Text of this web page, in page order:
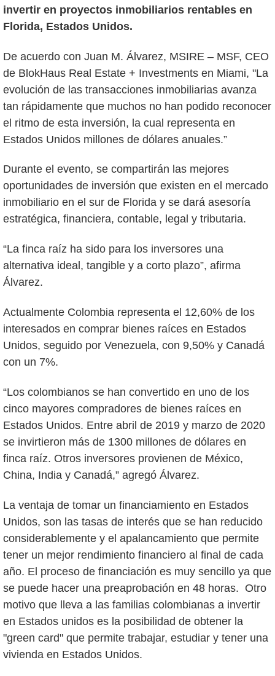
invertir en proyectos inmobiliarios rentables en
Florida, Estados Unidos.
De acuerdo con Juan M. Álvarez, MSIRE – MSF, CEO
de BlokHaus Real Estate + Investments en Miami, "La
evolución de las transacciones inmobiliarias avanza
tan rápidamente que muchos no han podido reconocer
el ritmo de esta inversión, la cual representa en
Estados Unidos millones de dólares anuales.”
Durante el evento, se compartirán las mejores
oportunidades de inversión que existen en el mercado
inmobiliario en el sur de Florida y se dará asesoría
estratégica, financiera, contable, legal y tributaria.
“La finca raíz ha sido para los inversores una
alternativa ideal, tangible y a corto plazo”, afirma
Álvarez.
Actualmente Colombia representa el 12,60% de los
interesados en comprar bienes raíces en Estados
Unidos, seguido por Venezuela, con 9,50% y Canadá
con un 7%.
“Los colombianos se han convertido en uno de los
cinco mayores compradores de bienes raíces en
Estados Unidos. Entre abril de 2019 y marzo de 2020
se invirtieron más de 1300 millones de dólares en
finca raíz. Otros inversores provienen de México,
China, India y Canadá,” agregó Álvarez.
La ventaja de tomar un financiamiento en Estados
Unidos, son las tasas de interés que se han reducido
considerablemente y el apalancamiento que permite
tener un mejor rendimiento financiero al final de cada
año. El proceso de financiación es muy sencillo ya que
se puede hacer una preaprobación en 48 horas. Otro
motivo que lleva a las familias colombianas a invertir
en Estados unidos es la posibilidad de obtener la
"green card" que permite trabajar, estudiar y tener una
vivienda en Estados Unidos.